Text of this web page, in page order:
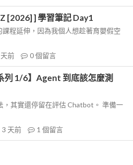
[2026] ] 學習筆記 Day1
程延伸，因為我個人想趁著育嬰假空
前 0個留言
列 1/6】Agent 到底該怎麼測
，其實還停留在評估 Chatbot。 準備一
3 天前 1 個留言